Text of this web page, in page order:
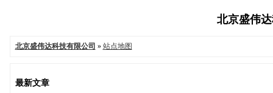
北京盛伟
北京盛伟达科技有限公司 » 站点地图
最新文章